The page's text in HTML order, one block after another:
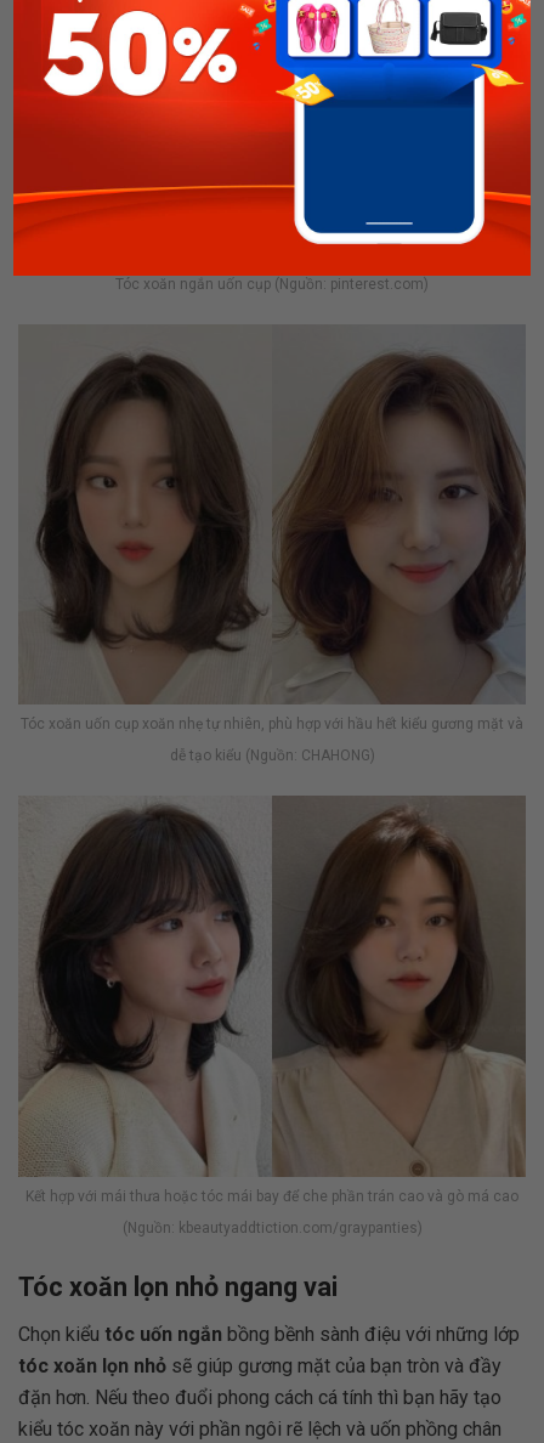
Tóc xoăn ngắn uốn cụp (Nguồn: pinterest.com)
Tóc xoăn uốn cụp xoăn nhẹ tự nhiên, phù hợp với hầu hết kiểu gương mặt và
dễ tạo kiểu (Nguồn: CHAHONG)
Kết hợp với mái thưa hoặc tóc mái bay để che phần trán cao và gò má cao
(Nguồn: kbeautyaddtiction.com/graypanties)
Tóc xoăn lọn nhỏ ngang vai
Chọn kiểu tóc uốn ngắn bồng bềnh sành điệu với những lớp
tóc xoăn lọn nhỏ sẽ giúp gương mặt của bạn tròn và đầy
đặn hơn. Nếu theo đuổi phong cách cá tính thì bạn hãy tạo
kiểu tóc xoăn này với phần ngôi rẽ lệch và uốn phồng chân